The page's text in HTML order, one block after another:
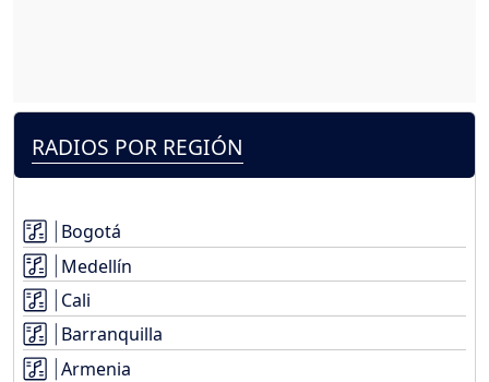
RADIOS POR REGIÓN
Bogotá
Medellín
Cali
Barranquilla
Armenia